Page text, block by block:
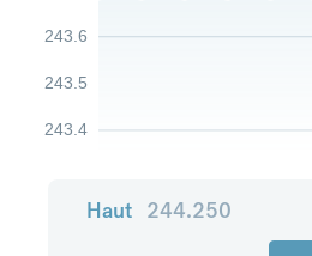
243.4
243.5
243.6
Haut 244.250